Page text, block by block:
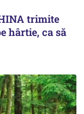
trimite
hârtie, ca să